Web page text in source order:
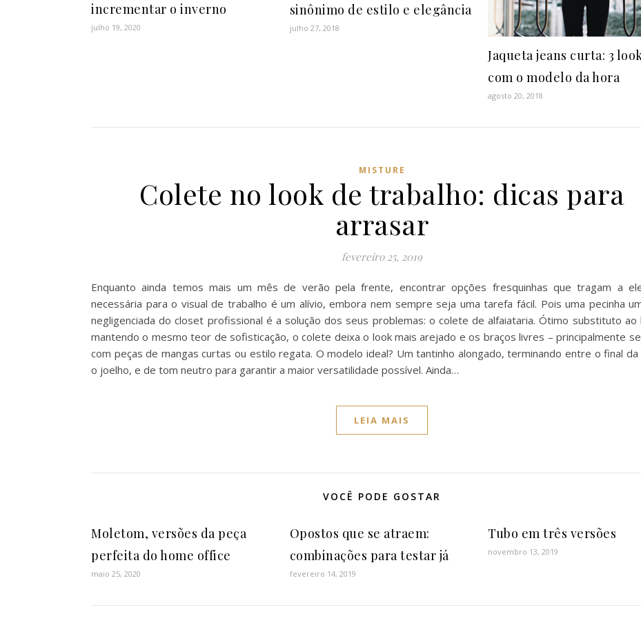
incrementar o inverno
julho 19, 2020
sinônimo de estilo e elegância
julho 27, 2018
Jaqueta jeans curta: 3
com o modelo da hora
agosto 20, 2018
MISTURE
Colete no look de trabalho: dicas para
arrasar
fevereiro 25, 2019
Enquanto ainda temos mais um mês de verão pela frente, encontrar opções fresquinhas que tragam a
necessária para o visual de trabalho é um alívio, embora nem sempre seja uma tarefa fácil. Pois uma pecinha
negligenciada do closet profissional é a solução dos seus problemas: o colete de alfaiataria. Ótimo substituto ao
mantendo o mesmo teor de sofisticação, o colete deixa o look mais arejado e os braços livres – principalmente
com peças de mangas curtas ou estilo regata. O modelo ideal? Um tantinho alongado, terminando entre o final da
o joelho, e de tom neutro para garantir a maior versatilidade possível. Ainda…
LEIA MAIS
VOCÊ PODE GOSTAR
Moletom, versões da peça
perfeita do home office
maio 25, 2020
Opostos que se atraem:
combinações para testar já
fevereiro 14, 2019
Tubo em três versões
novembro 13, 2019